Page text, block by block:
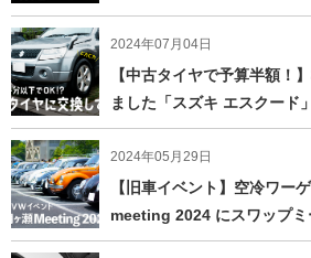
2024年07月04日
【中古タイヤで予算半額！
ました「スズキ エスクード」
2024年05月29日
【旧車イベント】空冷ワー
meeting 2024 にスワップ